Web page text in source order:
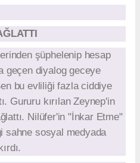
şüphelenip hesap
geçen diyalog geceye
bu evliliği fazla ciddiye
Gururu kırılan Zeynep'in
Nilüfer'in "İnkar Etme"
sahne sosyal medyada